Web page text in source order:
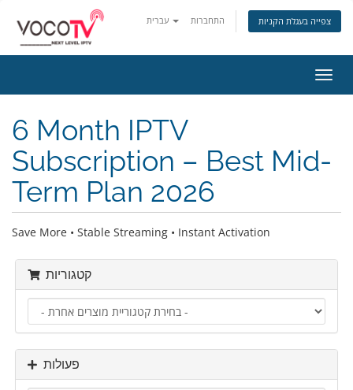
התחברות צפייה בעגלת הקניות
ניווט
6 Month IPTV
Subscription – Best Mid-
Term Plan 2026
Save More • Stable Streaming • Instant Activation
קטגוריות
פעולות